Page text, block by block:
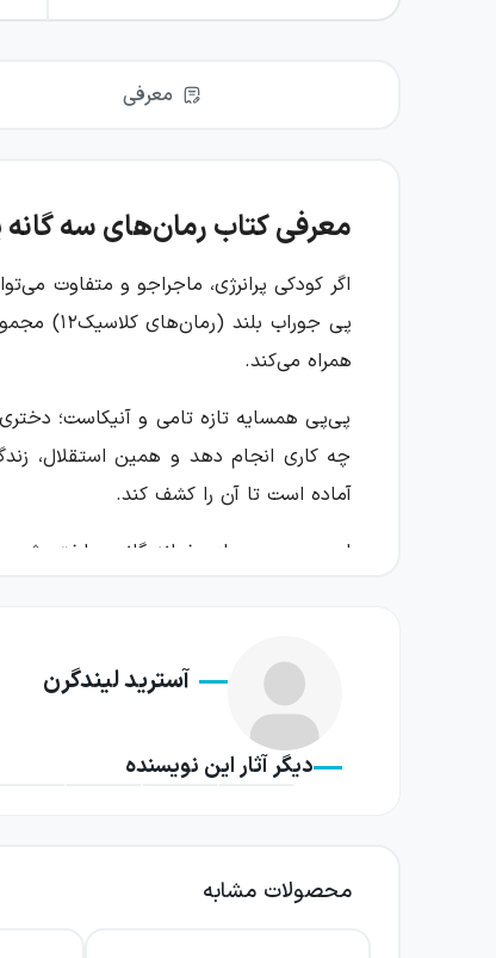
معرفی
معرفی کتاب رمان‌های سه گانه
اگر کودکی پرانرژی، ماجراجو و متفاوت
پی
همراه می‌کند.
پی‌پی همسایه تازه تامی و آنیکاست؛
چه کاری انجام دهد و همین استقلال،
آماده است تا آن را کشف کند.
این مجموعه برای خوانندگانی ساخته
این کتاب سه داستان پی‌پی جوراب‌بلند
دنبال کنند. پی‌پی دختری معمولی نیست:
شود. تامی و آنیکا نیز در همسایگی او
می‌رسند. همین ویژگی، روایت را برای
آسترید لیندگرن
دیگر آثار این نویسنده
محصولات مشابه